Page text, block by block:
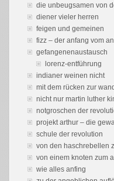
die unbeugsamen von
diener vieler herren
feigen und gemeinen
fizz – der anfang vom
gefangenenaustausch
lorenz-entführung
indianer weinen nicht
mit dem rücken zur
nicht nur martin luther
notgroschen der
projekt arthur – die
schule der revolution
von den haschrebellen
von einem knoten zum
wie alles anfing